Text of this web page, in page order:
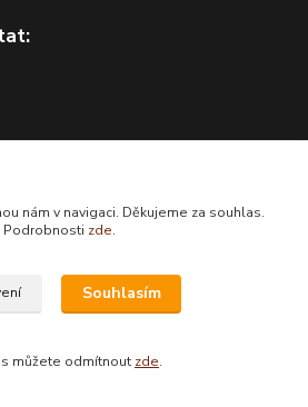
nám v navigaci. Děkujeme za souhlas.
Podrobnosti zde.
Souhlasím
můžete odmítnout zde.